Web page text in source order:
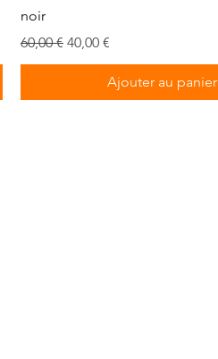
noir
Prix original
60,00 € Prix promotionnel
40,00 €
Ajouter au panier